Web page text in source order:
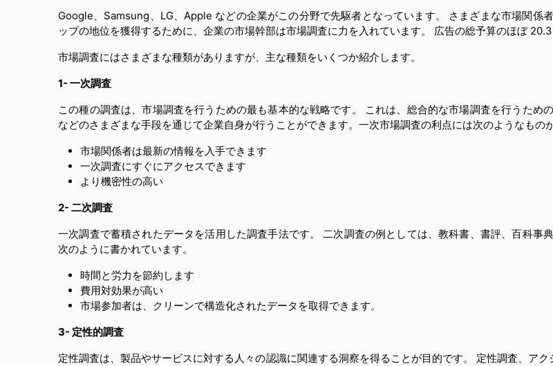
Google、Samsung、LG、Apple などの企業がこの分野で先駆者となっています。 さまざまな市場関係
ップの地位を獲得するために、企業の市場幹部は市場調査に力を入れています。 広告の総予算のほぼ
市場調査にはさまざまな種類がありますが、主な種類をいくつか紹介します。
1- 一次調査
この種の調査は、市場調査を行うための最も基本的な戦略です。 これは、総合的な市場調査を行うた
などのさまざまな手段を通じて企業自身が行うことができます。一次市場調査の利点には次のようなもの
市場関係者は最新の情報を入手できます
一次調査にすぐにアクセスできます
より機密性の高い
2- 二次調査
一次調査で蓄積されたデータを活用した調査手法です。 二次調査の例としては、教科書、書評、百科事
次のように書かれています。
時間と労力を節約します
費用対効果が高い
市場参加者は、クリーンで構造化されたデータを取得できます。
3- 定性的調査
定性調査は、製品やサービスに対する人々の認識に関連する洞察を得ることが目的です。 定性調査、ア